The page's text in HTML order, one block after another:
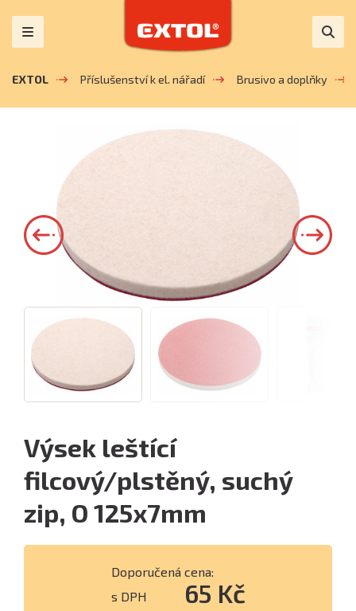
EXTOL Příslušenství k el. nářadí Brusivo a doplňky
Výsek leštící
filcový/plstěný, suchý
zip, O 125x7mm
Doporučená cena:
s DPH
65 Kč